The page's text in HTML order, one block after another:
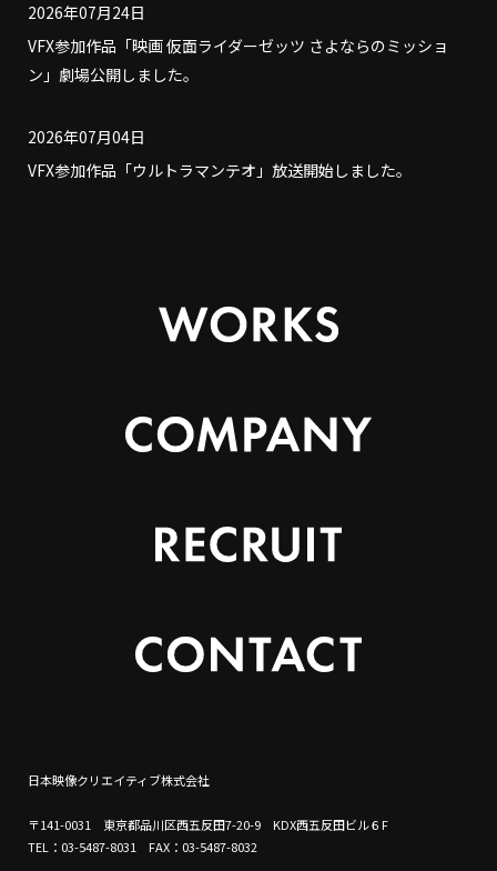
2026年07月24日
VFX参加作品「映画 仮面ライダーゼッツ さよならのミッショ
ン」劇場公開しました。
2026年07月04日
VFX参加作品「ウルトラマンテオ」放送開始しました。
日本映像クリエイティブ株式会社
〒141-0031 東京都品川区西五反田7-20-9 KDX西五反田ビル６F
TEL：03-5487-8031 FAX：03-5487-8032